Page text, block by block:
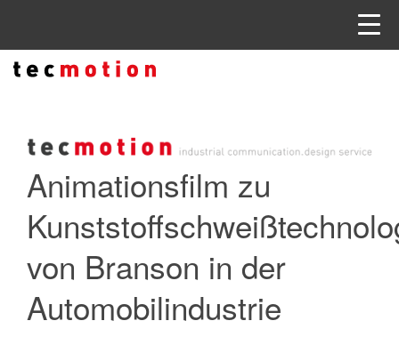
Animationsfilm zu
von Branson in der
Automobilindustrie